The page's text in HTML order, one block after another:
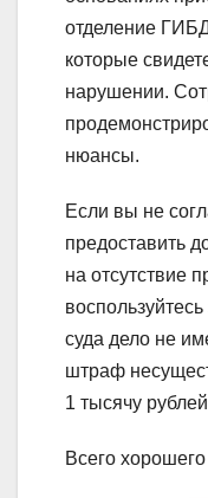
отделение
которые
нарушении.
нюансы.
Если вы не
предоставить
на отсутствие
суда дело не
штраф
1 тысячу
Всего